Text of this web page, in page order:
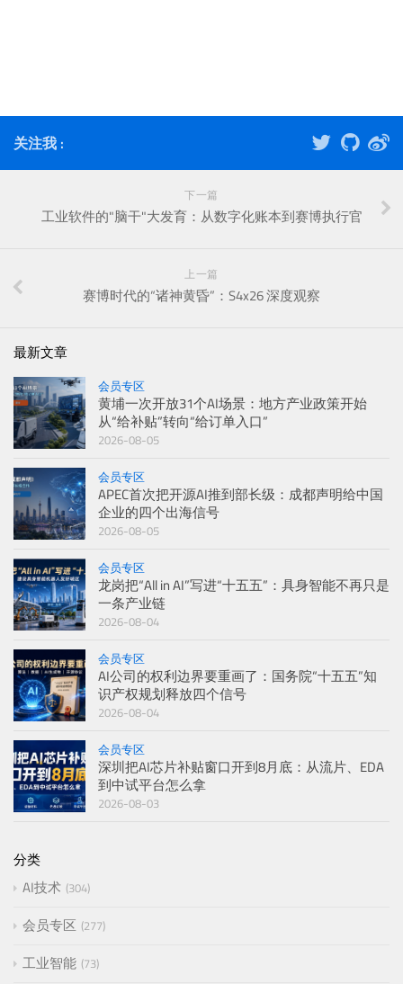
关注我 :
下一篇
工业软件的"脑干"大发育：从数字化账本到赛博执行官
上一篇
赛博时代的“诸神黄昏”：S4x26 深度观察
最新文章
会员专区
黄埔一次开放31个AI场景：地方产业政策开始
从“给补贴”转向“给订单入口”
2026-08-05
会员专区
APEC首次把开源AI推到部长级：成都声明给中国
企业的四个出海信号
2026-08-05
会员专区
龙岗把“All in AI”写进“十五五”：具身智能不再只是
一条产业链
2026-08-04
会员专区
AI公司的权利边界要重画了：国务院“十五五”知
识产权规划释放四个信号
2026-08-04
会员专区
深圳把AI芯片补贴窗口开到8月底：从流片、EDA
到中试平台怎么拿
2026-08-03
分类
AI技术 304
会员专区 277
工业智能 73